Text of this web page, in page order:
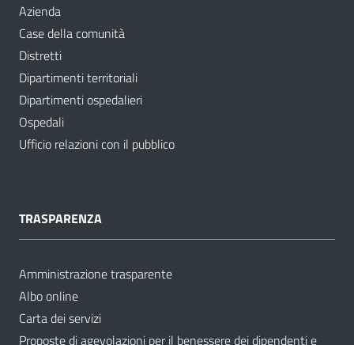
Azienda
Case della comunità
Distretti
Dipartimenti territoriali
Dipartimenti ospedalieri
Ospedali
Ufficio relazioni con il pubblico
TRASPARENZA
Amministrazione trasparente
Albo online
Carta dei servizi
Proposte di agevolazioni per il benessere dei dipendenti e